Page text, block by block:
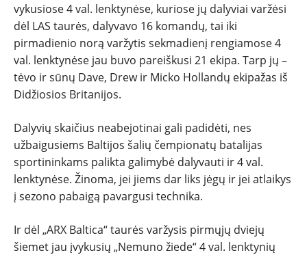
vykusiose 4 val. lenktynėse, kuriose jų dalyviai varžėsi
dėl LAS taurės, dalyvavo 16 komandų, tai iki
pirmadienio norą varžytis sekmadienį rengiamose 4
val. lenktynėse jau buvo pareiškusi 21 ekipa. Tarp jų –
tėvo ir sūnų Dave, Drew ir Micko Hollandų ekipažas iš
Didžiosios Britanijos.
Dalyvių skaičius neabejotinai gali padidėti, nes
užbaigusiems Baltijos šalių čempionatų batalijas
sportininkams palikta galimybė dalyvauti ir 4 val.
lenktynėse. Žinoma, jei jiems dar liks jėgų ir jei atlaikys
į sezono pabaigą pavargusi technika.
Ir dėl „ARX Baltica“ taurės varžysis pirmųjų dviejų
šiemet jau įvykusių „Nemuno žiede“ 4 val. lenktynių